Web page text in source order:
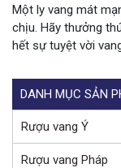
Một ly vang mát
chịu. Hãy thưởng
hết sự tuyệt vời
DANH MỤC SẢN
Rượu vang Ý
Rượu vang Pháp